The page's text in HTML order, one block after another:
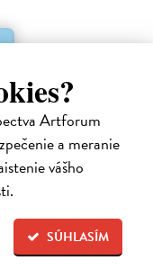
Artforum
a meranie
vášho
SÚHLASÍM
Ukrajině